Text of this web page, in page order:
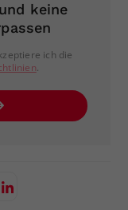
keine
ich die
.